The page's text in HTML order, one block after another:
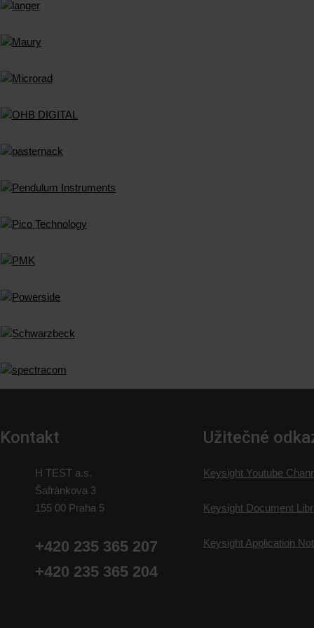
Kontakt
H TEST a.s.
Šafránkova 3
155 00 Praha 5
+420 235 365 207
+420 235 365 204
Užitečné
Keysight Youtube
Keysight Document
Keysight Application